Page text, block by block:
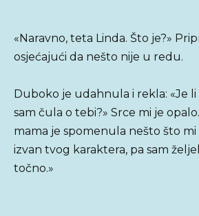
«Naravno, teta Linda. Što je?»
osjećajući da nešto nije u redu.
Duboko je udahnula i rekla: «Je li
sam čula o tebi?» Srce mi je
mama je spomenula nešto što
izvan tvog karaktera, pa sam
točno.»